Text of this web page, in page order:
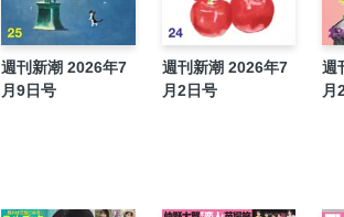
クイズ
結婚
墓碑銘
週刊新潮 2026年7
月9日号
週刊新潮 2026年7
月2日号
週
月